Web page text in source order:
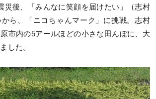
災後、「みんなに笑顔を届けたい」（志村
ら、「ニコちゃんマーク」に挑戦。志村
市内の5アールほどの小さな田んぼに、大
した。